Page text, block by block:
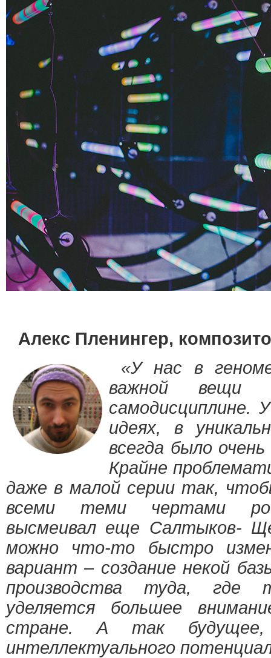
Алекс Пленингер,
«У нас в
важной вещи
самодисциплине.
идеях, в
всегда было
Крайне
даже в малой серии так,
всеми теми чертами
высмеивал еще Салтыков-
можно что-то быстро
вариант – создание некой
производства туда, где
уделяется большее
стране. А так
интеллектуального